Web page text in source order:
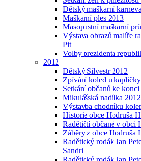
Dětský maškarní
Maškarní ples 2013
Masopustní maškarní
Výstava obrazů malíře
Pit
Volby prezidenta
2012
Dětský Silvestr 2012
Zpívání koled u
Setkání občanů ke
Mikulášská nadílka 2012
Výstavba chodníku
Historie obce Hodruša
Radětičtí občané v obci
Záběry z obce Hodruša
Radětický rodák Jan
Sandri
Radětický rodák Jan